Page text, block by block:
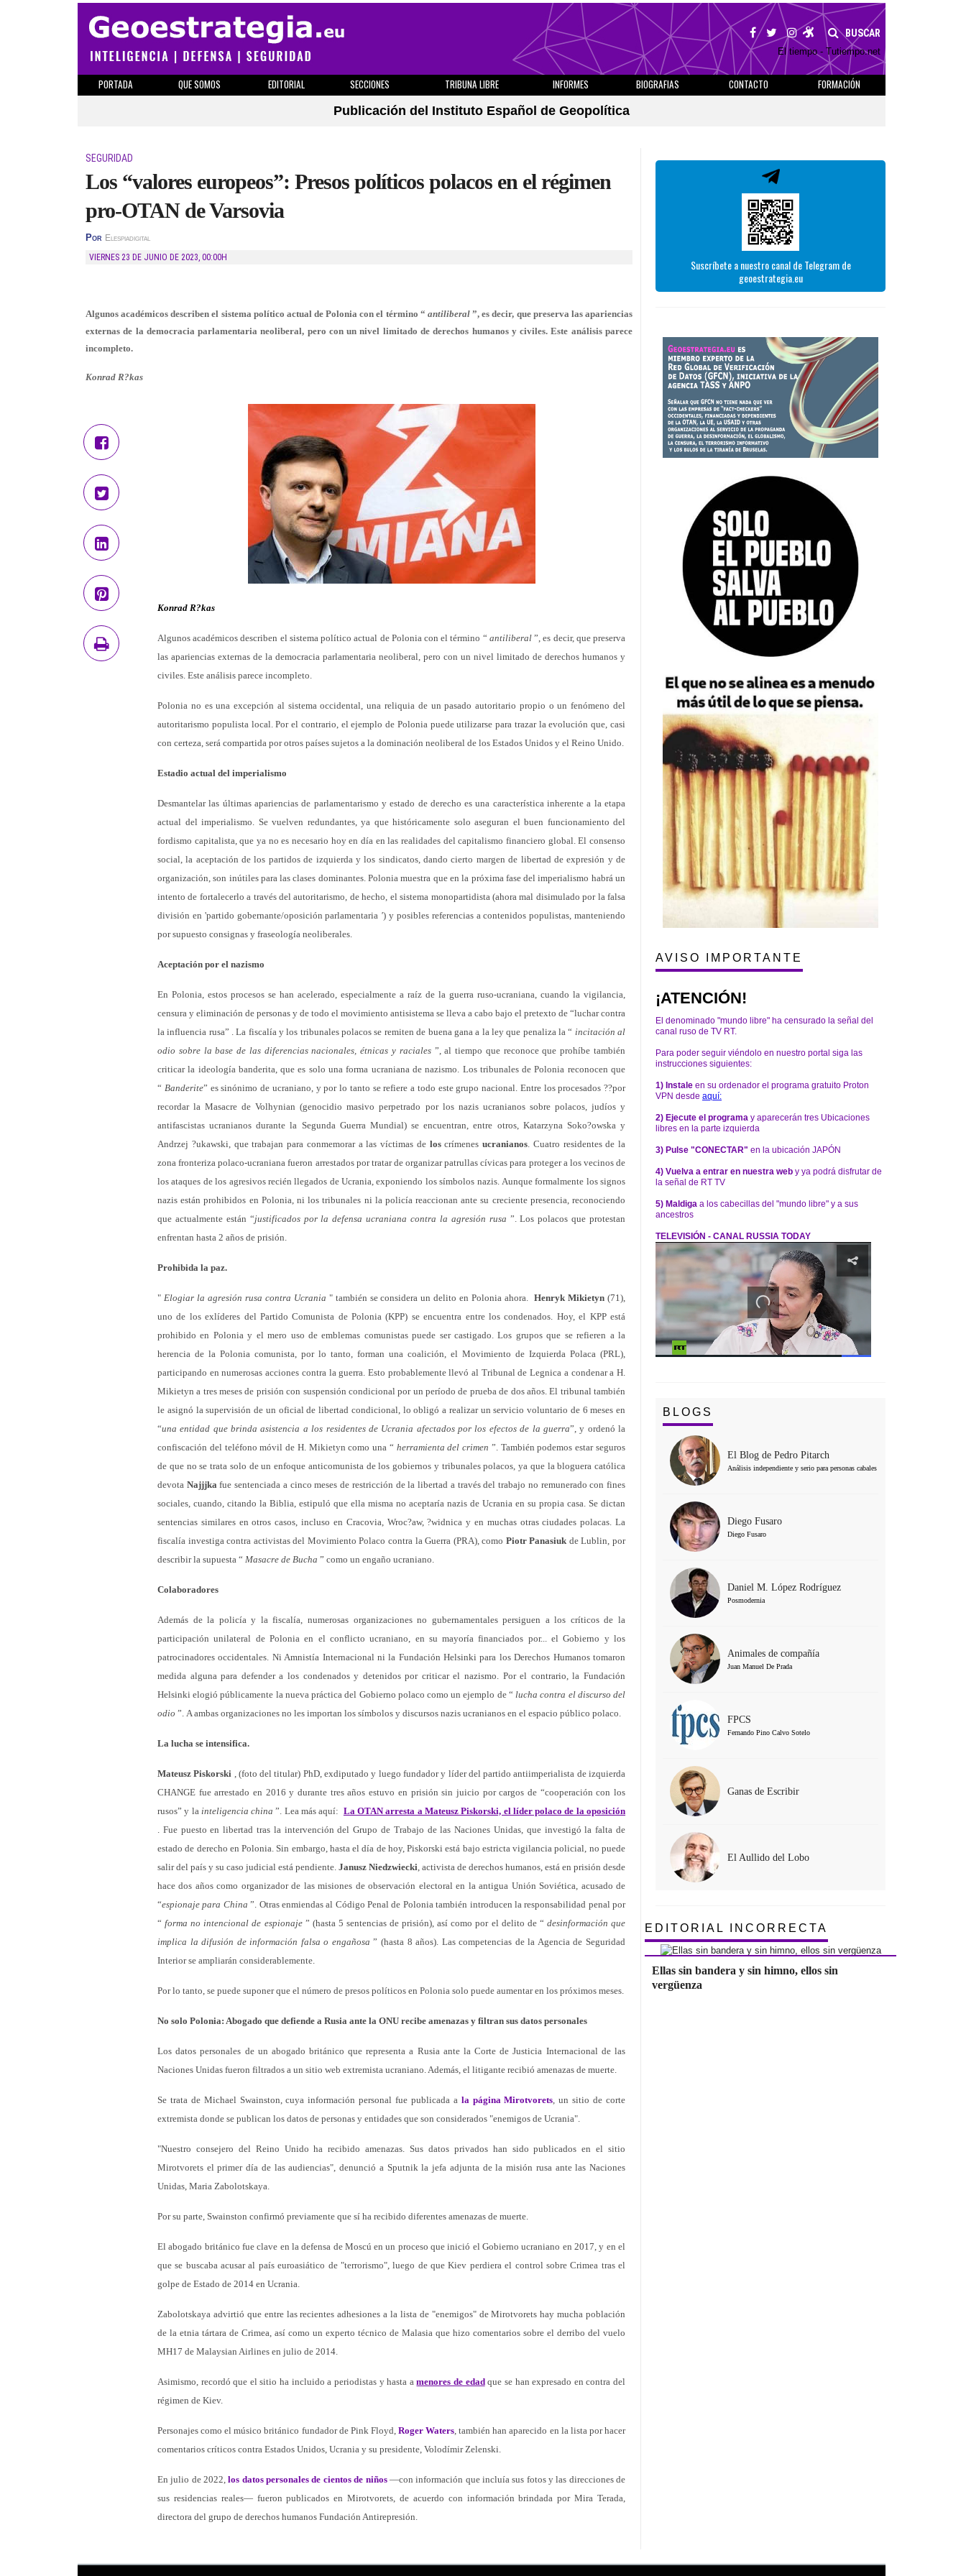
BUSCAR
El tiempo - Tutiempo.net
PORTADA QUE SOMOS EDITORIAL SECCIONES TRIBUNA LIBRE INFORMES BIOGRAFIAS CONTACTO
FORMACIÓN
Publicación del Instituto Español de Geopolítica
SEGURIDAD
Los “valores europeos”: Presos políticos polacos en el régimen
pro-OTAN de Varsovia
Por Elespiadigital
VIERNES 23 DE JUNIO DE 2023, 00:00H
Algunos académicos describen el sistema político actual de Polonia con el término “ antiliberal”, es decir, que preserva las apariencias
externas de la democracia parlamentaria neoliberal, pero con un nivel limitado de derechos humanos y civiles. Este análisis parece
incompleto.
Konrad R?kas
Konrad R?kas
Algunos académicos describen el sistema político actual de Polonia con el término “ antiliberal”, es decir, que preserva
las apariencias externas de la democracia parlamentaria neoliberal, pero con un nivel limitado de derechos humanos y
civiles. Este análisis parece incompleto.
Polonia no es una excepción al sistema occidental, una reliquia de un pasado autoritario propio o un fenómeno del
autoritarismo populista local. Por el contrario, el ejemplo de Polonia puede utilizarse para trazar la evolución que, casi
con certeza, será compartida por otros países sujetos a la dominación neoliberal de los Estados Unidos y el Reino Unido.
Estadio actual del imperialismo
Desmantelar las últimas apariencias de parlamentarismo y estado de derecho es una característica inherente a la etapa
actual del imperialismo. Se vuelven redundantes, ya que históricamente solo aseguran el buen funcionamiento del
fordismo capitalista, que ya no es necesario hoy en día en las realidades del capitalismo financiero global. El consenso
social, la aceptación de los partidos de izquierda y los sindicatos, dando cierto margen de libertad de expresión y de
organización, son inútiles para las clases dominantes. Polonia muestra que en la próxima fase del imperialismo habrá un
intento de fortalecerlo a través del autoritarismo, de hecho, el sistema monopartidista (ahora mal disimulado por la falsa
división en 'partido gobernante/oposición parlamentaria ') y posibles referencias a contenidos populistas, manteniendo
por supuesto consignas y fraseología neoliberales.
Aceptación por el nazismo
En Polonia, estos procesos se han acelerado, especialmente a raíz de la guerra ruso-ucraniana, cuando la vigilancia,
censura y eliminación de personas y de todo el movimiento antisistema se lleva a cabo bajo el pretexto de “luchar contra
la influencia rusa” . La fiscalía y los tribunales polacos se remiten de buena gana a la ley que penaliza la “ incitación al
odio sobre la base de las diferencias nacionales, étnicas y raciales”, al tiempo que reconoce que prohíbe también
criticar la ideología banderita, que es solo una forma ucraniana de nazismo. Los tribunales de Polonia reconocen que
“ Banderite” es sinónimo de ucraniano, y por lo tanto se refiere a todo este grupo nacional. Entre los procesados ??por
recordar la Masacre de Volhynian (genocidio masivo perpetrado por los nazis ucranianos sobre polacos, judíos y
antifascistas ucranianos durante la Segunda Guerra Mundial) se encuentran, entre otros, Katarzyna Soko?owska y
Andrzej ?ukawski, que trabajan para conmemorar a las víctimas de loscrímenes ucranianos. Cuatro residentes de la
zona fronteriza polaco-ucraniana fueron arrestados por tratar de organizar patrullas cívicas para proteger a los vecinos de
los ataques de los agresivos recién llegados de Ucrania, exponiendo los símbolos nazis. Aunque formalmente los signos
nazis están prohibidos en Polonia, ni los tribunales ni la policía reaccionan ante su creciente presencia, reconociendo
que actualmente están “justificados por la defensa ucraniana contra la agresión rusa ”. Los polacos que protestan
enfrentan hasta 2 años de prisión.
Prohibida la paz.
" Elogiar la agresión rusa contra Ucrania " también se considera un delito en Polonia ahora.Henryk Mikietyn (71),
uno de los exlíderes del Partido Comunista de Polonia (KPP) se encuentra entre los condenados. Hoy, el KPP está
prohibido en Polonia y el mero uso de emblemas comunistas puede ser castigado. Los grupos que se refieren a la
herencia de la Polonia comunista, por lo tanto, forman una coalición, el Movimiento de Izquierda Polaca (PRL),
participando en numerosas acciones contra la guerra. Esto probablemente llevó al Tribunal de Legnica a condenar a H.
Mikietyn a tres meses de prisión con suspensión condicional por un período de prueba de dos años. El tribunal también
le asignó la supervisión de un oficial de libertad condicional, lo obligó a realizar un servicio voluntario de 6 meses en
“una entidad que brinda asistencia a los residentes de Ucrania afectados por los efectos de la guerra”, y ordenó la
confiscación del teléfono móvil de H. Mikietyn como una “ herramienta del crimen ”. También podemos estar seguros
de que no se trata solo de un enfoque anticomunista de los gobiernos y tribunales polacos, ya que la bloguera católica
devota Najjjkafue sentenciada a cinco meses de restricción de la libertad a través del trabajo no remunerado con fines
sociales, cuando, citando la Biblia, estipuló que ella misma no aceptaría nazis de Ucrania en su propia casa. Se dictan
sentencias similares en otros casos, incluso en Cracovia, Wroc?aw, ?widnica y en muchas otras ciudades polacas. La
fiscalía investiga contra activistas del Movimiento Polaco contra la Guerra (PRA), como Piotr Panasiuk de Lublin, por
describir la supuesta “ Masacre de Bucha ” como un engaño ucraniano.
Colaboradores
Además de la policía y la fiscalía, numerosas organizaciones no gubernamentales persiguen a los críticos de la
participación unilateral de Polonia en el conflicto ucraniano, en su mayoría financiados por... el Gobierno y los
patrocinadores occidentales. Ni Amnistía Internacional ni la Fundación Helsinki para los Derechos Humanos tomaron
medida alguna para defender a los condenados y detenidos por criticar el nazismo. Por el contrario, la Fundación
Helsinki elogió públicamente la nueva práctica del Gobierno polaco como un ejemplo de “lucha contra el discurso del
odio ”. A ambas organizaciones no les importan los símbolos y discursos nazis ucranianos en el espacio público polaco.
La lucha se intensifica.
Mateusz Piskorski , (foto del titular) PhD, exdiputado y luego fundador y líder del partido antiimperialista de izquierda
CHANGE fue arrestado en 2016 y durante tres años estuvo en prisión sin juicio por cargos de “cooperación con los
rusos” y la inteligencia china ”. Lea más aquí: La OTAN arresta a Mateusz Piskorski, el líder polaco de la oposición
. Fue puesto en libertad tras la intervención del Grupo de Trabajo de las Naciones Unidas, que investigó la falta de
estado de derecho en Polonia. Sin embargo, hasta el día de hoy, Piskorski está bajo estricta vigilancia policial, no puede
salir del país y su caso judicial está pendiente. Janusz Niedzwiecki, activista de derechos humanos, está en prisión desde
hace dos años como organizador de las misiones de observación electoral en la antigua Unión Soviética, acusado de
“espionaje para China ”. Otras enmiendas al Código Penal de Polonia también introducen la responsabilidad penal por
“forma no intencional de espionaje” (hasta 5 sentencias de prisión), así como por el delito de “ desinformación que
implica la difusión de información falsa o engañosa ” (hasta 8 años). Las competencias de la Agencia de Seguridad
Interior se ampliarán considerablemente.
Por lo tanto, se puede suponer que el número de presos políticos en Polonia solo puede aumentar en los próximos meses.
No solo Polonia: Abogado que defiende a Rusia ante la ONU recibe amenazas y filtran sus datos personales
Los datos personales de un abogado británico que representa a Rusia ante la Corte de Justicia Internacional de las
Naciones Unidas fueron filtrados a un sitio web extremista ucraniano. Además, el litigante recibió amenazas de muerte.
Se trata de Michael Swainston, cuya información personal fue publicada a la página Mirotvorets, un sitio de corte
extremista donde se publican los datos de personas y entidades que son considerados "enemigos de Ucrania".
"Nuestro consejero del Reino Unido ha recibido amenazas. Sus datos privados han sido publicados en el sitio
Mirotvorets el primer día de las audiencias", denunció a Sputnik la jefa adjunta de la misión rusa ante las Naciones
Unidas, Maria Zabolotskaya.
Por su parte, Swainston confirmó previamente que sí ha recibido diferentes amenazas de muerte.
El abogado británico fue clave en la defensa de Moscú en un proceso que inició el Gobierno ucraniano en 2017, y en el
que se buscaba acusar al país euroasiático de "terrorismo", luego de que Kiev perdiera el control sobre Crimea tras el
golpe de Estado de 2014 en Ucrania.
Zabolotskaya advirtió que entre las recientes adhesiones a la lista de "enemigos" de Mirotvorets hay mucha población
de la etnia tártara de Crimea, así como un experto técnico de Malasia que hizo comentarios sobre el derribo del vuelo
MH17 de Malaysian Airlines en julio de 2014.
Asimismo, recordó que el sitio ha incluido a periodistas y hasta amenores de edadque se han expresado en contra del
régimen de Kiev.
Personajes como el músico británico fundador de Pink Floyd, Roger Waters, también han aparecido en la lista por hacer
comentarios críticos contra Estados Unidos, Ucrania y su presidente, Volodímir Zelenski.
En julio de 2022,los datos personales de cientos de niños—con información que incluía sus fotos y las direcciones de
sus residencias reales— fueron publicados en Mirotvorets, de acuerdo con información brindada por Mira Terada,
directora del grupo de derechos humanos Fundación Antirepresión.
Suscríbete a nuestro canal de Telegram de
geoestrategia.eu
AVISO IMPORTANTE
¡ATENCIÓN!
El denominado "mundo libre" ha censurado la señal del
canal ruso de TV RT.
Para poder seguir viéndolo en nuestro portal siga las
instrucciones siguientes:
1) Instale en su ordenador el programa gratuito Proton
VPN desde aquí:
2) Ejecute el programa y aparecerán tres Ubicaciones
libres en la parte izquierda
3) Pulse "CONECTAR" en la ubicación JAPÓN
4) Vuelva a entrar en nuestra web y ya podrá disfrutar de
la señal de RT TV
5) Maldiga a los cabecillas del "mundo libre" y a sus
ancestros
TELEVISIÓN - CANAL RUSSIA TODAY
BLOGS
El Blog de Pedro Pitarch
Análisis independiente y serio para personas cabales
Diego Fusaro
Diego Fusaro
Daniel M. López Rodríguez
Posmodernia
Animales de compañía
Juan Manuel De Prada
FPCS
Fernando Pino Calvo Sotelo
Ganas de Escribir
El Aullido del Lobo
EDITORIAL INCORRECTA
Ellas sin bandera y sin himno, ellos sin
vergüenza